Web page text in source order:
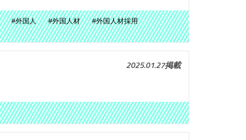
#外国人 #外国人材
#外国人材採用
2025.01.27掲載